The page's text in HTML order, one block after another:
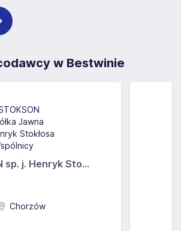
w Bestwinie
sp. j. Henryk Sto...
Chorzów